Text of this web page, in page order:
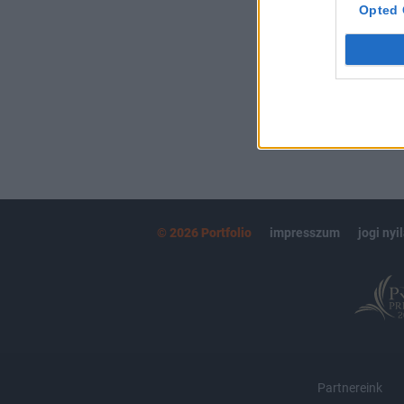
Opted
MÁR
© 2026 Portfolio impresszum jogi
Partnereink